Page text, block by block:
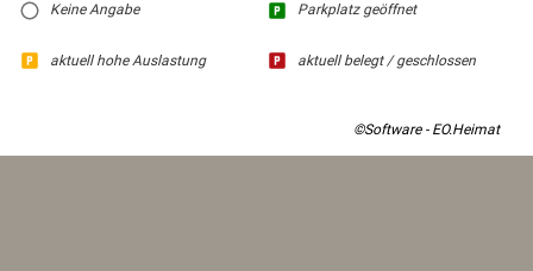
Keine Angabe Parkplatz geöffnet
aktuell hohe Auslastung aktuell belegt / geschlossen
©Software - EO.Heimat